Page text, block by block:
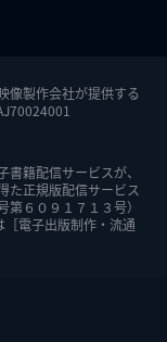
像製作会社が提供する
籍配信サービスが、
た正規版配信サービス
６０９１７１３号）
［電子出版制作・流通